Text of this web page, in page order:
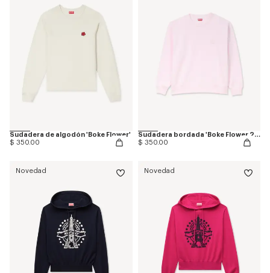
Sudadera de algodón 'Boke Flower'
$ 350.00
Sudadera bordada 'Boke Flower 2.0' de algodón
$ 350.00
Novedad Novedad